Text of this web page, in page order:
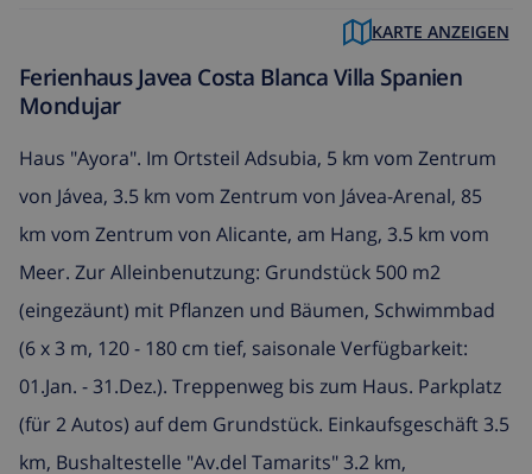
KARTE ANZEIGEN
Ferienhaus Javea Costa Blanca Villa Spanien
Mondujar
Haus "Ayora". Im Ortsteil Adsubia, 5 km vom Zentrum
von Jávea, 3.5 km vom Zentrum von Jávea-Arenal, 85
km vom Zentrum von Alicante, am Hang, 3.5 km vom
Meer. Zur Alleinbenutzung: Grundstück 500 m2
(eingezäunt) mit Pflanzen und Bäumen, Schwimmbad
(6 x 3 m, 120 - 180 cm tief, saisonale Verfügbarkeit:
01.Jan. - 31.Dez.). Treppenweg bis zum Haus. Parkplatz
(für 2 Autos) auf dem Grundstück. Einkaufsgeschäft 3.5
km, Bushaltestelle "Av.del Tamarits" 3.2 km,